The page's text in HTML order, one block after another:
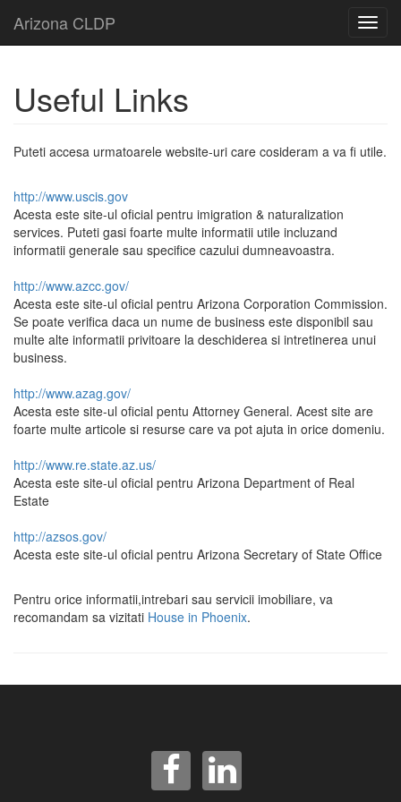
Arizona CLDP
Useful Links
Puteti accesa urmatoarele website-uri care cosideram a va fi utile.
http://www.uscis.gov
Acesta este site-ul oficial pentru imigration & naturalization
services. Puteti gasi foarte multe informatii utile incluzand
informatii generale sau specifice cazului dumneavoastra.
http://www.azcc.gov/
Acesta este site-ul oficial pentru Arizona Corporation Commission.
Se poate verifica daca un nume de business este disponibil sau
multe alte informatii privitoare la deschiderea si intretinerea unui
business.
http://www.azag.gov/
Acesta este site-ul oficial pentu Attorney General. Acest site are
foarte multe articole si resurse care va pot ajuta in orice domeniu.
http://www.re.state.az.us/
Acesta este site-ul oficial pentru Arizona Department of Real
Estate
http://azsos.gov/
Acesta este site-ul oficial pentru Arizona Secretary of State Office
Pentru orice informatii,intrebari sau servicii imobiliare, va
recomandam sa vizitati House in Phoenix.